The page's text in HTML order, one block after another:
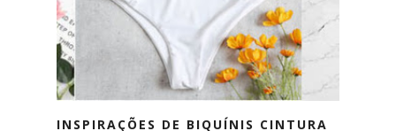
INSPIRAÇÕES DE BIQUÍNIS CINTURA